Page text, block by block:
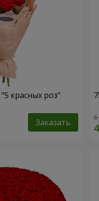
красных роз"
Заказать 6